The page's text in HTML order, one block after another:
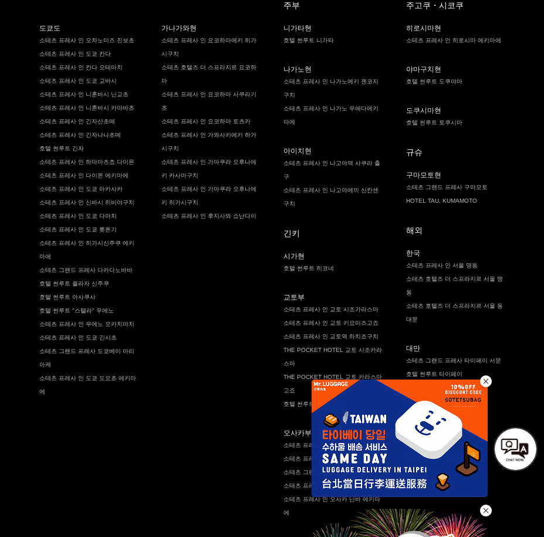
도쿄도
소테츠 프레사 인 오차노미즈 진보초
소테츠 프레사 인 도쿄 칸다
소테츠 프레사 인 칸다 오테마치
소테츠 프레사 인 도쿄 교바시
소테츠 프레사 인 니혼바시 닌교초
소테츠 프레사 인 니혼바시 카야바초
소테츠 프레사 인 긴자산초메
소테츠 프레사 인 긴자나나초메
호텔 썬루트 긴자
소테츠 프레사 인 하마마츠쵸 다이몬
소테츠 프레사 인 다이몬 에키마에
소테츠 프레사 인 도쿄 아카사카
소테츠 프레사 인 신바시 히비야구치
소테츠 프레사 인 도쿄 다마치
소테츠 프레사 인 도쿄 롯폰기
소테츠 프레사 인 히가시신주쿠 에키
마에
소테츠 그랜드 프레사 다카다노바바
호텔 썬루트 플라자 신주쿠
호텔 썬루트 아사쿠사
호텔 썬루트 "스텔라" 우에노
소테츠 프레사 인 우에노 오카치마치
소테츠 프레사 인 도쿄 긴시초
소테츠 그랜드 프레사 도쿄베이 아리
아케
소테츠 프레사 인 도쿄 도요초 에키마
에
가나가와현
소테츠 프레사 인 요코하마에키 히가
시구치
소테츠 호텔즈 더 스프라지르 요코하
마
소테츠 프레사 인 요코하마 사쿠라기
초
소테츠 프레사 인 요코하마 토츠카
소테츠 프레사 인 가와사키에키 하가
시구치
소테츠 프레사 인 가마쿠라 오후나에
키 카사마구치
소테츠 프레사 인 가마쿠라 오후나에
키 히가시구치
소테츠 프레사 인 후지사와 쇼난다이
주부
니가타현
호텔 썬루트 니가타
나가노현
소테츠 프레사 인 나가노에키 젠코지
구치
소테츠 프레사 인 나가노 우에다에키
마에
아이치현
소테츠 프레사 인 나고야역 사쿠라 출
구
소테츠 프레사 인 나고야에끼 신칸센
구치
긴키
시가현
호텔 썬루트 히코네
교토부
소테츠 프레사 인 교토 시조가라스마
소테츠 프레사 인 교토 키요미즈고죠
소테츠 프레사 인 교토역 하치조구치
THE POCKET HOTEL 교토 시조카라
스마
THE POCKET HOTEL 교토 카라스마
고죠
호텔 썬루트 후쿠치야마
오사카부
소테츠 프레사 인 기타하마
소테츠 프레사 인 오사카 신사이바시
소테츠 그랜드 프레사 오사카 난바
소테츠 프레사 인 요도야바시
소테츠 프레사 인 오사카 난바 에키마
에
주고쿠・시코쿠
히로시마현
소테츠 프레사 인 히로시마 에키마에
야마구치현
호텔 썬루트 도쿠야마
도쿠시마현
호텔 썬루트 토쿠시마
규슈
구마모토현
소테츠 그랜드 프레사 구마모토
HOTEL TAU, KUMAMOTO
해외
한국
소테츠 프레사 인 서울 명동
소테츠 호텔즈 더 스프라지르 서울 명
동
소테츠 호텔즈 더 스프라지르 서울 동
대문
대만
소테츠 그랜드 프레사 타이페이 서문
호텔 썬루트 타이페이
베트남
소테츠 그랜드 프레사 사이공
태국
소테츠 그랜드 프레사 방콕